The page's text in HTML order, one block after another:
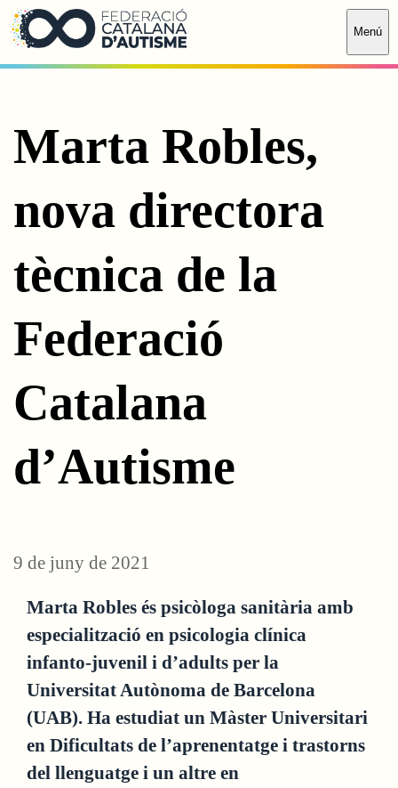
Saltar al contingut principal
Menú
Marta Robles,
nova directora
tècnica de la
Federació
Catalana
d’Autisme
9 de juny de 2021
Marta Robles és psicòloga sanitària amb
especialització en psicologia clínica
infanto-juvenil i d’adults per la
Universitat Autònoma de Barcelona
(UAB). Ha estudiat un Màster Universitari
en Dificultats de l’aprenentatge i trastorns
del llenguatge i un altre en